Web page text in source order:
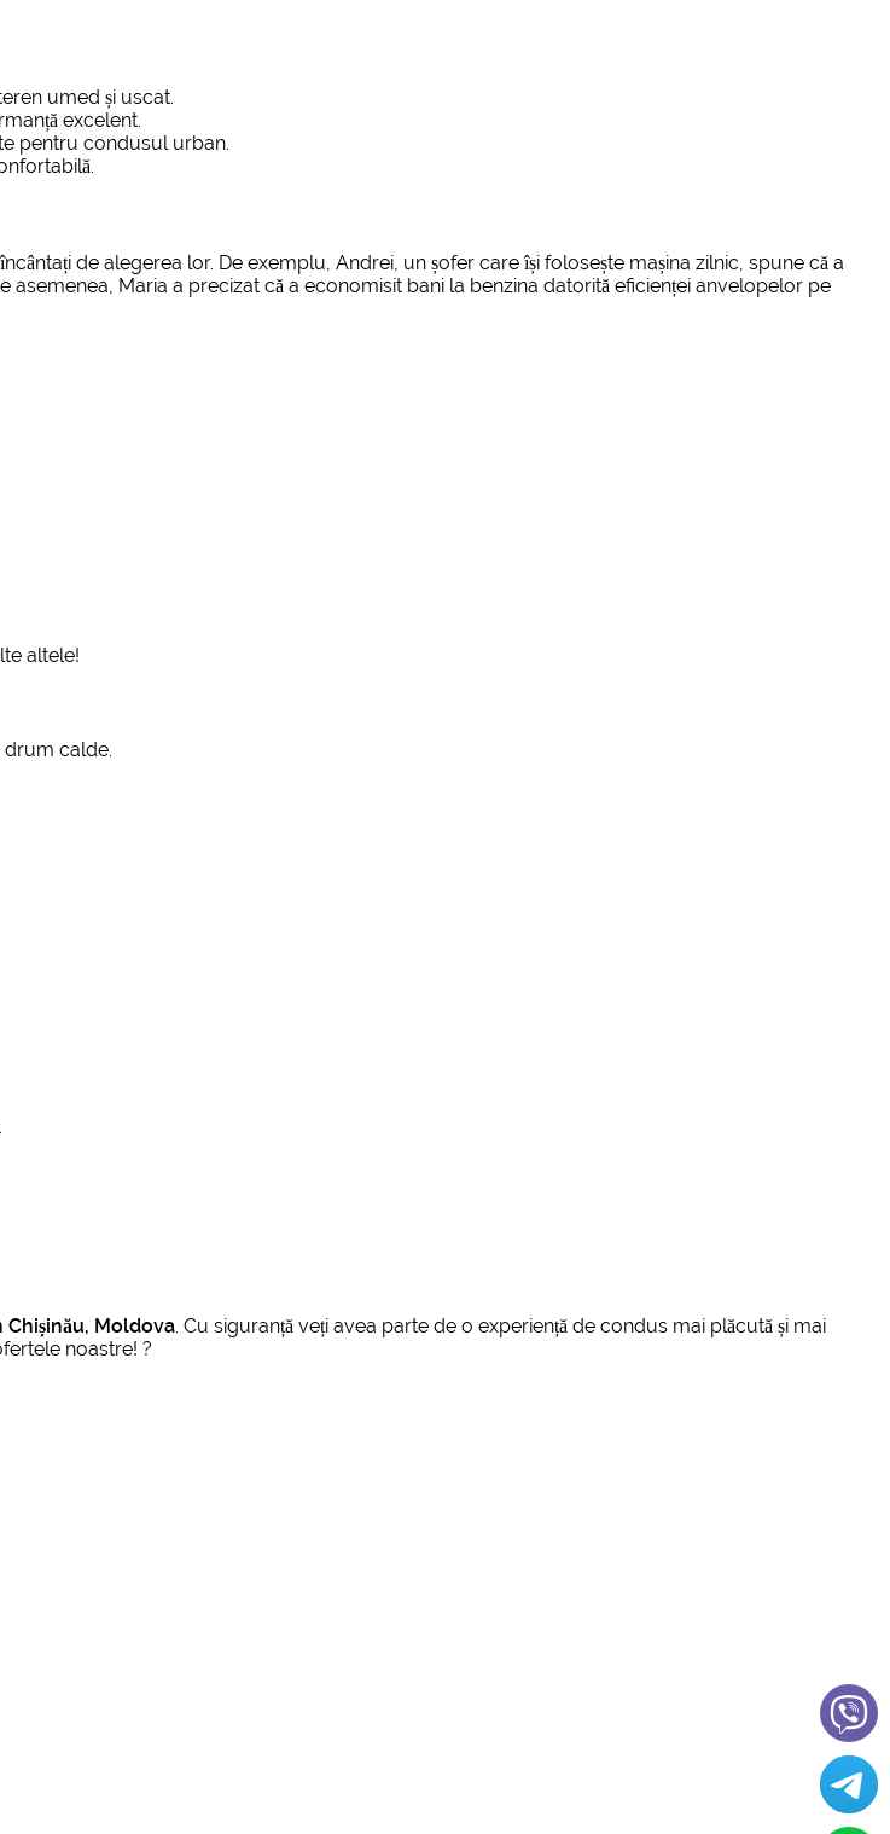
umed și uscat.
excelent.
pentru condusul urban.
de alegerea lor. De exemplu, Andrei, un șofer care își folosește mașina zilnic, spune că a
Maria a precizat că a economisit bani la benzina datorită eficienței anvelopelor pe
altele!
calde.
Moldova. Cu siguranță veți avea parte de o experiență de condus mai plăcută și mai
noastre! ?